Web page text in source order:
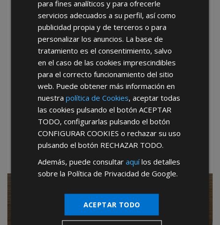
España
Portugal Otros
He leído y acepto laPolítica de Privacidad
*Abstenerse particulares, sólo venta a tiendas y empresas
minoristas y mayoristas.
SIN CANON de entrada
SIN CUOTAS mensuales
para fines analíticos y para ofrecerle
servicios adecuados a su perfil, así como
publicidad propia y de terceros o para
personalizar los anuncios. La base de
tratamiento es el consentimiento, salvo
en el caso de las cookies imprescindibles
para el correcto funcionamiento del sitio
web. Puede obtener más información en
nuestrapolítica de Cookies, aceptar todas
las cookies pulsando el botónACEPTAR
TODO, configurarlas pulsando el botón
CONFIGURAR COOKIES o rechazar su uso
pulsando el botón RECHAZAR TODO.
Además, puede consultaraquílos detalles
sobre la Política de Privacidad de Google.
ACEPTAR TODO